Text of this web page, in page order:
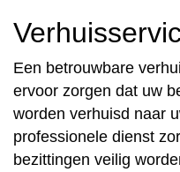
Een betrouwbare
ervoor zorgen dat uw
worden verhuisd naar
professionele dienst
bezittingen veilig